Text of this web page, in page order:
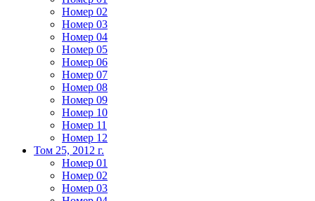
Номер 02
Номер 03
Номер 04
Номер 05
Номер 06
Номер 07
Номер 08
Номер 09
Номер 10
Номер 11
Номер 12
Том 25, 2012 г.
Номер 01
Номер 02
Номер 03